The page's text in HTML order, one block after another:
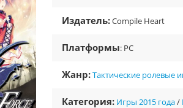
Издатель:Compile Heart
Платформы: PC
Жанр:Тактические ролевые
Категория: Игры 2015 года/